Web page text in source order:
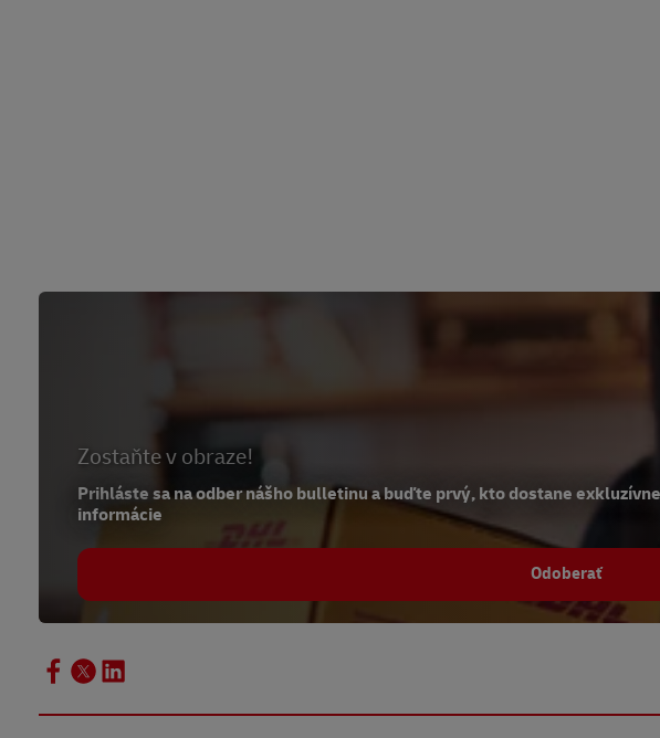
Zostaňte v obraze!
Prihláste sa na odber nášho bulletinu a buďte prvý, kto dostane
informácie
Odoberať